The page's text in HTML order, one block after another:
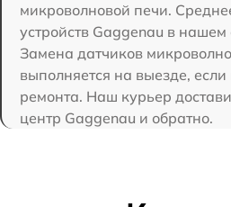
микроволновой печи.
устройств Gaggenau в
Замена датчиков
выполняется на выезде, если
ремонта. Наш курьер
центр Gaggenau и обратно.